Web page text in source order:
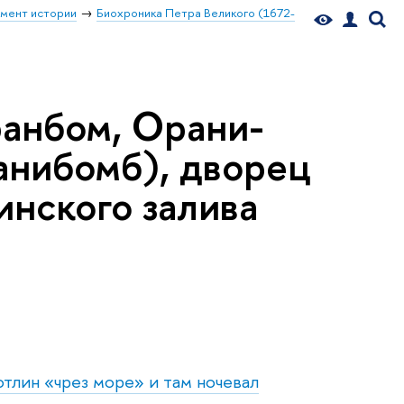
истории Биохроника Петра Великого (1672-
Орани-
дворец
залива
«чрез море» и там ночевал